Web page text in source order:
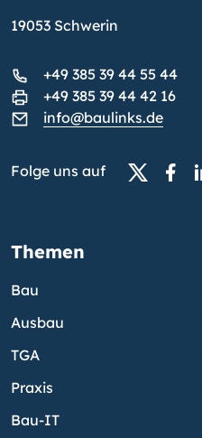
19053 Schwerin
+49 385 39 44 55 44
+49 385 39 44 42 16
info@baulinks.de
Folge uns auf
Themen
Bau
Ausbau
TGA
Praxis
Bau-IT